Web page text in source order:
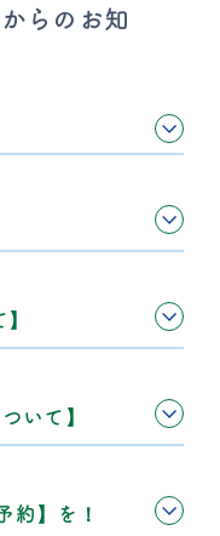
らのお知
いて】
約】を！